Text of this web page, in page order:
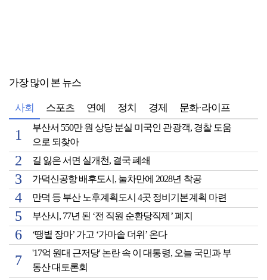
가장 많이 본 뉴스
사회 스포츠 연예 정치 경제 문화·라이프
부산서 550만 원 상당 분실 미국인 관광객, 경찰 도움
으로 되찾아
길 잃은 서면 실개천, 결국 폐쇄
가덕신공항 배후도시, 눌차만에 2028년 착공
만덕 등 부산 노후계획도시 4곳 정비기본계획 마련
부산시, 77년 된 ‘전 직원 순환당직제’ 폐지
‘땡볕 장마’ 가고 ‘가마솥 더위’ 온다
'17억 원대 근저당' 논란 속 이 대통령, 오늘 국민과 부
동산 대토론회